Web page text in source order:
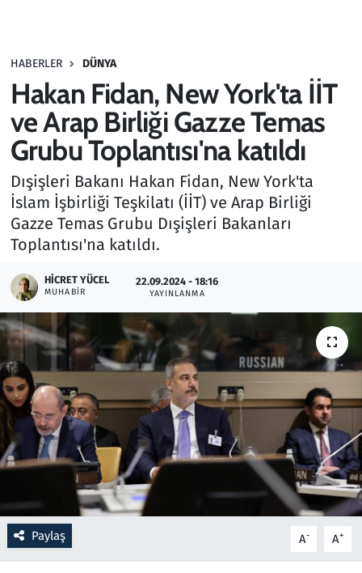
HABERLER DÜNYA
Hakan Fidan, New York'ta İİT
ve Arap Birliği Gazze Temas
Grubu Toplantısı'na katıldı
Dışişleri Bakanı Hakan Fidan, New York'ta
İslam İşbirliği Teşkilatı (İİT) ve Arap Birliği
Gazze Temas Grubu Dışişleri Bakanları
Toplantısı'na katıldı.
HICRET YÜCEL
MUHABIR
22.09.2024 - 18:16
YAYINLANMA
Paylaş A- A+
Haber
Kültür Sanat
Kurumsal Haberler
Lezzet Durağı
Memur ve Kamu
Otomobil
Oyun
Ramazan
Resmi İlanlar
Rüya Tabirleri
Sağlık
Savunma Sanayi